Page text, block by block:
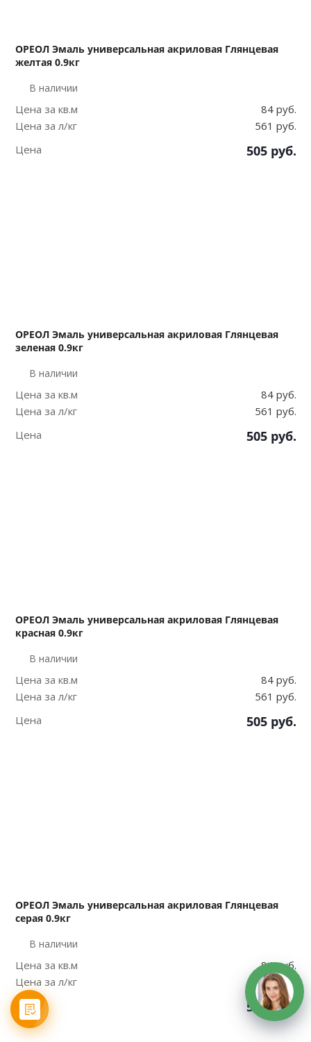
ОРЕОЛ Эмаль универсальная акриловая Глянцевая
желтая 0.9кг
В наличии
Цена за кв.м
84 руб.
Цена за л/кг
561 руб.
Цена
505 руб.
ОРЕОЛ Эмаль универсальная акриловая Глянцевая
зеленая 0.9кг
В наличии
Цена за кв.м
84 руб.
Цена за л/кг
561 руб.
Цена
505 руб.
ОРЕОЛ Эмаль универсальная акриловая Глянцевая
красная 0.9кг
В наличии
Цена за кв.м
84 руб.
Цена за л/кг
561 руб.
Цена
505 руб.
ОРЕОЛ Эмаль универсальная акриловая Глянцевая
серая 0.9кг
В наличии
Цена за кв.м
84 руб.
Цена за л/кг
561 руб.
Цена
505руб.